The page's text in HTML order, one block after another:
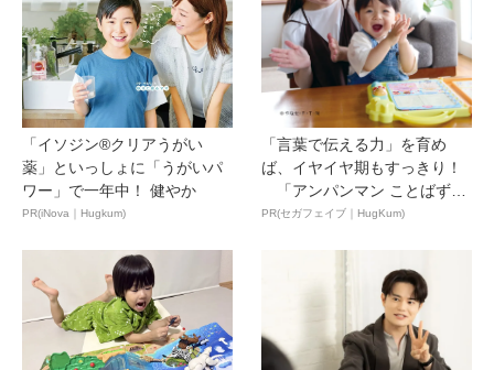
「イソジン®クリアうがい
薬」といっしょに「うがいパ
ワー」で一年中！ 健やか
PR(iNova｜Hugkum)
「言葉で伝える力」を育め
ば、イヤイヤ期もすっきり！
「アンパンマン ことばずか
ん...
PR(セガフェイブ｜HugKum)